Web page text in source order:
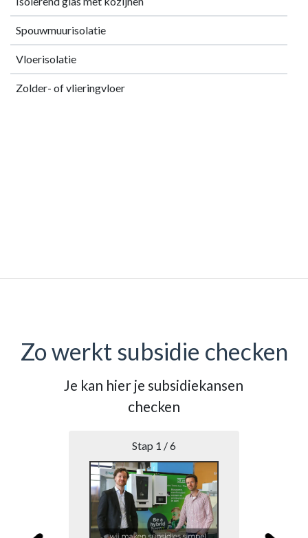
Spouwmuurisolatie
Vloerisolatie
Zolder- of vlieringvloer
Zo werkt subsidie checken
Je kan hier je subsidiekansen
checken
Stap 1 / 6